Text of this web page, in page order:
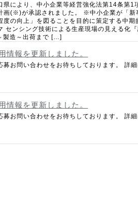
県により、中小企業等経営強化法第14条第1
画(※)が承認されました。 ※中小企業が「新
度の向上」を図ることを目的に策定する中
センシング技術による生産現場の見える化
製造～出荷まで […]
情報を更新しました。
募お問い合わせをお待ちしております。 詳
情報を更新しました。
募お問い合わせをお待ちしております。 詳